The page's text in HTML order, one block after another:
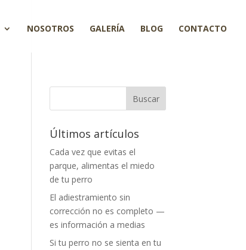
NOSOTROS GALERÍA BLOG CONTACTO
Últimos artículos
Cada vez que evitas el
parque, alimentas el miedo
de tu perro
El adiestramiento sin
corrección no es completo —
es información a medias
Si tu perro no se sienta en tu